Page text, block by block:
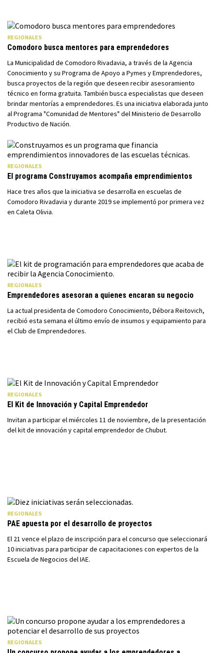
REGIONALES
Comodoro busca mentores para emprendedores
La Municipalidad de Comodoro Rivadavia, a través de la Agencia
Conocimiento y su Programa de Apoyo a Pymes y Emprendedores,
busca proyectos de la región que deseen recibir asesoramiento
técnico en forma gratuita. También busca especialistas que deseen
brindar mentorías a emprendedores. Es una iniciativa elaborada junto
al Programa "Comunidad de Mentores" del Ministerio de Desarrollo
Productivo de Nación.
REGIONALES
El programa Construyamos acompaña emprendimientos
Hace tres años que la iniciativa se desarrolla en escuelas de
Comodoro Rivadavia y durante 2019 se implementó por primera vez
en Caleta Olivia.
REGIONALES
Emprendedores asesoran a quienes encaran su negocio
La actual presidenta de Comodoro Conocimiento, Débora Reitovich,
recibió esta semana el último envío de insumos y equipamiento para
el Club de Emprendedores.
REGIONALES
El Kit de Innovación y Capital Emprendedor
Invitan a participar el miércoles 11 de noviembre, de la presentación
del kit de innovación y capital emprendedor de Chubut.
REGIONALES
PAE apuesta por el desarrollo de proyectos
El 21 vence el plazo de inscripción para el concurso que seleccionará
10 iniciativas para participar de capacitaciones con expertos de la
Escuela de Negocios del IAE.
REGIONALES